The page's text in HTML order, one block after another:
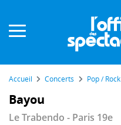
Accueil Concerts Pop / Rock
Bayou
Le Trabendo - Paris 19e